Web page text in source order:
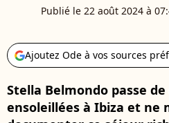
Publié le 22 août 2024 à
Ajoutez Ode à vos sources
Stella Belmondo passe
ensoleillées à Ibiza et ne